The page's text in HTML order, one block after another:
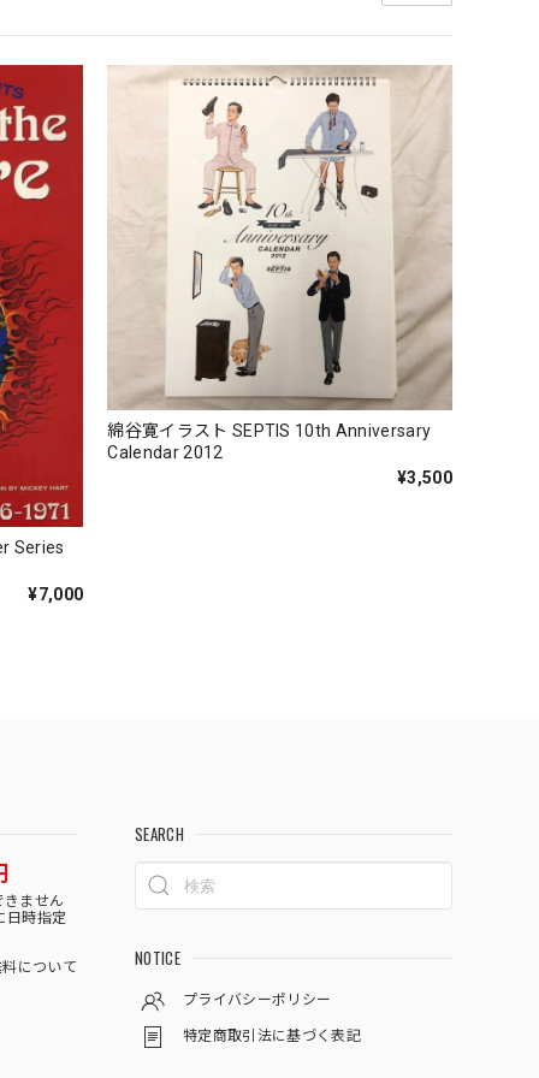
Series
¥7,000
綿谷寛イラスト SEPTIS 10th Anniversary
Calendar 2012
¥3,500
きません
日時指定
について
SEARCH
NOTICE
プライバシーポリシー
特定商取引法に基づく表記